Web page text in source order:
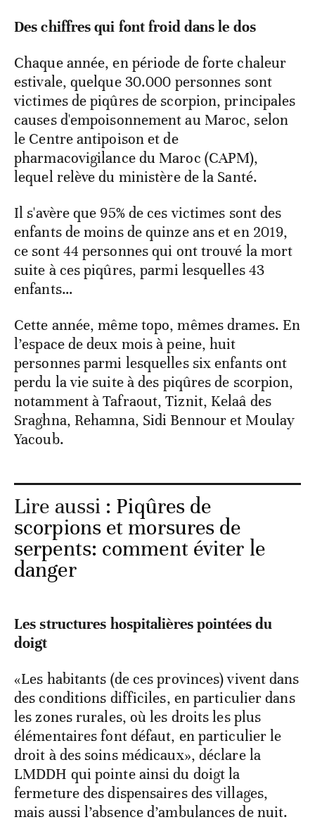
Des chiffres qui font froid dans le dos
Chaque année, en période de forte chaleur
estivale, quelque 30.000 personnes sont
victimes de piqûres de scorpion, principales
causes d'empoisonnement au Maroc, selon
le Centre antipoison et de
pharmacovigilance du Maroc (CAPM),
lequel relève du ministère de la Santé.
Il s'avère que 95% de ces victimes sont des
enfants de moins de quinze ans et en 2019,
ce sont 44 personnes qui ont trouvé la mort
suite à ces piqûres, parmi lesquelles 43
enfants…
Cette année, même topo, mêmes drames. En
l’espace de deux mois à peine, huit
personnes parmi lesquelles six enfants ont
perdu la vie suite à des piqûres de scorpion,
notamment à Tafraout, Tiznit, Kelaâ des
Sraghna, Rehamna, Sidi Bennour et Moulay
Yacoub.
Lire aussi : Piqûres de
scorpions et morsures de
serpents: comment éviter le
danger
Les structures hospitalières pointées du
doigt
«Les habitants (de ces provinces) vivent dans
des conditions difficiles, en particulier dans
les zones rurales, où les droits les plus
élémentaires font défaut, en particulier le
droit à des soins médicaux», déclare la
LMDDH qui pointe ainsi du doigt la
fermeture des dispensaires des villages,
mais aussi l’absence d’ambulances de nuit.